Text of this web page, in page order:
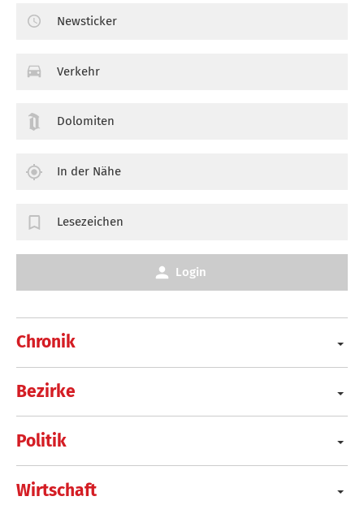
Chronik
Bezirke
Politik
Wirtschaft
Newsticker
Verkehr
Dolomiten
In der Nähe
Lesezeichen
Login